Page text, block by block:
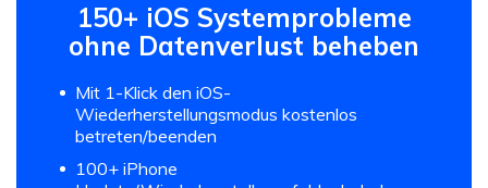
150+ iOS Systemprobleme
ohne Datenverlust beheben
Mit 1-Klick den iOS-
Wiederherstellungsmodus kostenlos
betreten/beenden
100+ iPhone